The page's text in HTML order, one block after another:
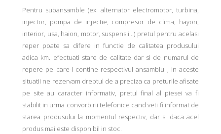
Pentru subansamble (ex: alternator electromotor, turbina,
injector, pompa de injectie, compresor de clima, hayon,
interior, usa, haion, motor, suspensii...) pretul pentru acelasi
reper poate sa difere in functie de calitatea produsului
adica km. efectuati stare de calitate dar si de numarul de
repere pe care-l contine respectivul ansamblu , in aceste
situatii ne rezervam dreptul de a preciza ca preturile afisate
pe site au caracter informativ, pretul final al piesei va fi
stabilit in urma convorbirii telefonice cand veti fi informat de
starea produsului la momentul respectiv, dar si daca acel
produs mai este disponibil in stoc.